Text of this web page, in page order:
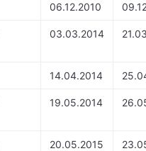
06.12.2010
03.03.2014
14.04.2014
19.05.2014
20.05.2015